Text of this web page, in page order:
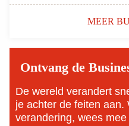
MEER
Ontvang de
De wereld verandert
je achter de feiten aan.
verandering, wees